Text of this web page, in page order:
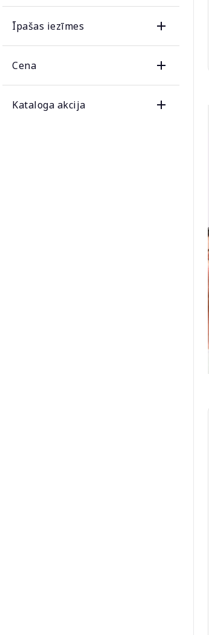
Īpašas iezīmes
Cena
Kataloga akcija